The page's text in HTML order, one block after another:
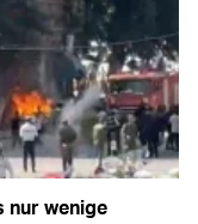
nur wenige